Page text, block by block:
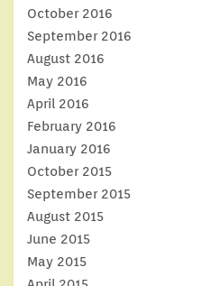
October 2016
September 2016
August 2016
May 2016
April 2016
February 2016
January 2016
October 2015
September 2015
August 2015
June 2015
May 2015